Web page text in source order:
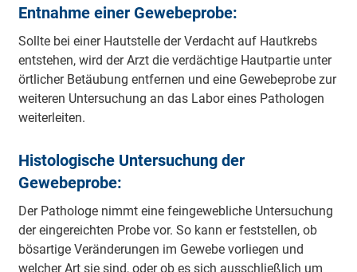
Entnahme einer Gewebeprobe:
Sollte bei einer Hautstelle der Verdacht auf Hautkrebs
entstehen, wird der Arzt die verdächtige Hautpartie unter
örtlicher Betäubung entfernen und eine Gewebeprobe zur
weiteren Untersuchung an das Labor eines Pathologen
weiterleiten.
Histologische Untersuchung der
Gewebeprobe:
Der Pathologe nimmt eine feingewebliche Untersuchung
der eingereichten Probe vor. So kann er feststellen, ob
bösartige Veränderungen im Gewebe vorliegen und
welcher Art sie sind, oder ob es sich ausschließlich um